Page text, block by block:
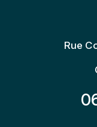
Rue